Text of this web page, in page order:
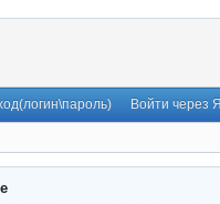
Войти через